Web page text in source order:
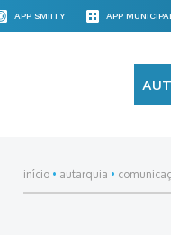
APP SMIITY APP MUNICIPAL
início• autarquia •